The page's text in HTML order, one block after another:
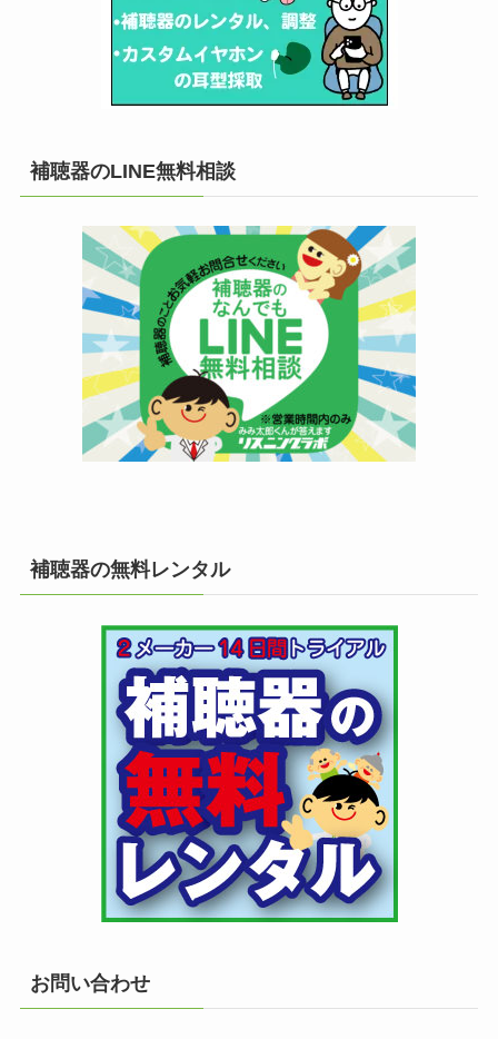
補聴器のLINE無料相談
補聴器の無料レンタル
お問い合わせ